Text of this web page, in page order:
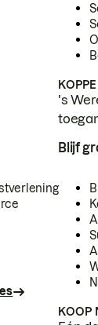
's
Blijf
KOOP